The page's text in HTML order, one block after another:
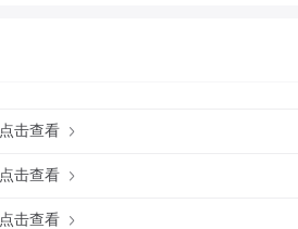
点击查看
点击查看
点击查看